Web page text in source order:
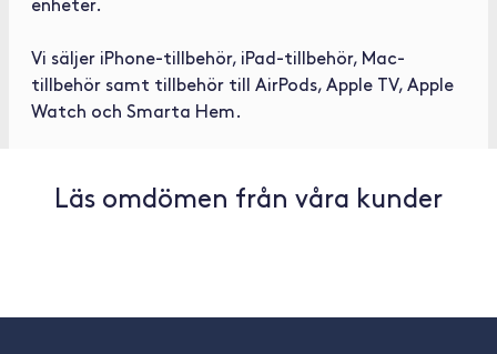
enheter.
Vi säljer iPhone-tillbehör, iPad-tillbehör, Mac-
tillbehör samt tillbehör till AirPods, Apple TV, Apple
Watch och Smarta Hem.
Läs omdömen från våra kunder